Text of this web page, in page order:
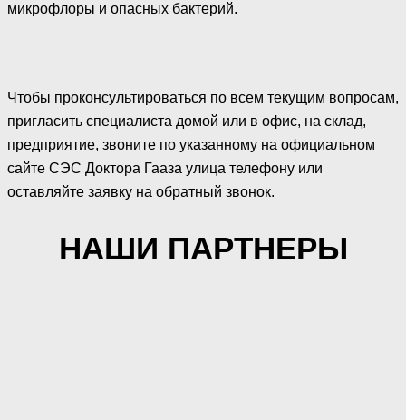
микрофлоры и опасных бактерий.
Чтобы проконсультироваться по всем текущим вопросам,
пригласить специалиста домой или в офис, на склад,
предприятие, звоните по указанному на официальном
сайте СЭС Доктора Гааза улица телефону или
оставляйте заявку на обратный звонок.
НАШИ ПАРТНЕРЫ